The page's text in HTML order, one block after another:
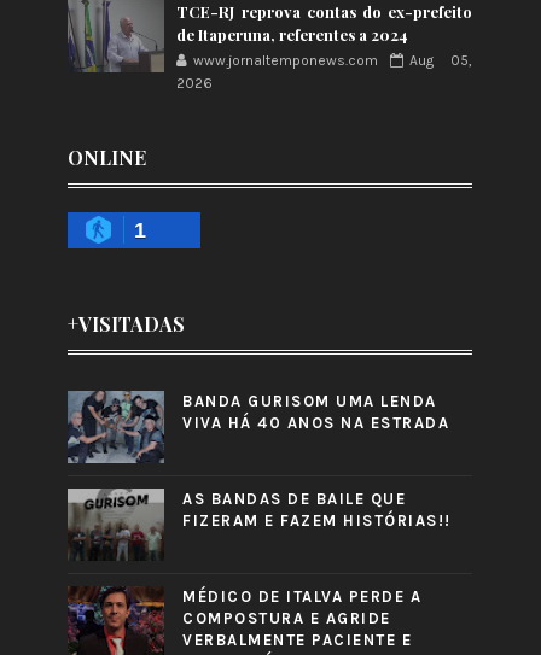
TCE-RJ reprova contas do ex-prefeito
de Itaperuna, referentes a 2024
www.jornaltemponews.com
Aug 05,
2026
ONLINE
1
+VISITADAS
BANDA GURISOM UMA LENDA
VIVA HÁ 40 ANOS NA ESTRADA
AS BANDAS DE BAILE QUE
FIZERAM E FAZEM HISTÓRIAS!!
MÉDICO DE ITALVA PERDE A
COMPOSTURA E AGRIDE
VERBALMENTE PACIENTE E